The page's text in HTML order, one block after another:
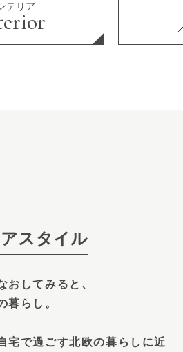
テリア
スタイル
おしてみると、
暮らし。
宅で過ごす北欧の暮らしに近